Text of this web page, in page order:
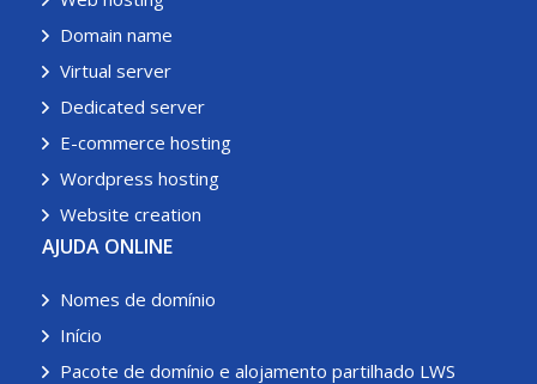
Domain name
Virtual server
Dedicated server
E-commerce hosting
Wordpress hosting
Website creation
AJUDA ONLINE
Nomes de domínio
Início
Pacote de domínio e alojamento partilhado LWS